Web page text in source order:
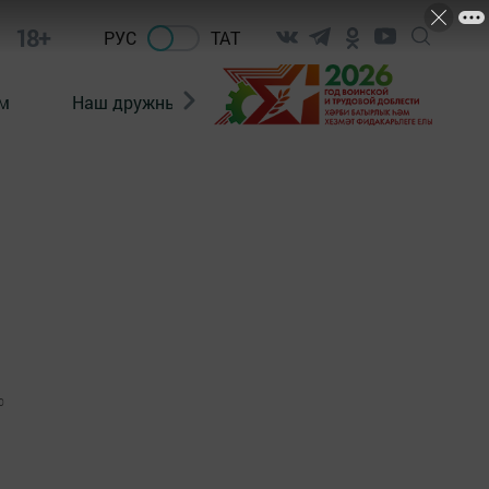
18+ РУС ТАТ
Наш дружный коллектив Документы